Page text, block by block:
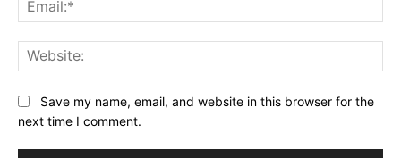
Save my name, email, and website in this browser for the
next time I comment.